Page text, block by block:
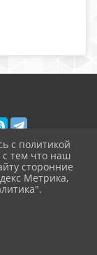
с политикой
с тем что наш
сторонние
Метрика,